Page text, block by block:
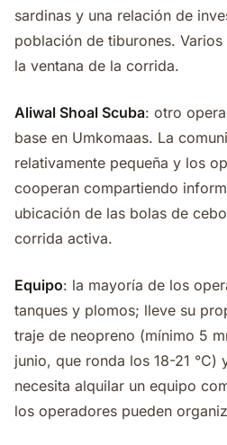
sardinas y una relación de
población de tiburones.
la ventana de la corrida.
Aliwal Shoal Scuba: otro
base en Umkomaas. La
relativamente pequeña y los
cooperan compartiendo
ubicación de las bolas de
corrida activa.
Equipo: la mayoría de los
tanques y plomos; lleve su
traje de neopreno (mínimo 5
junio, que ronda los 18-21 °C)
necesita alquilar un equipo
los operadores pueden